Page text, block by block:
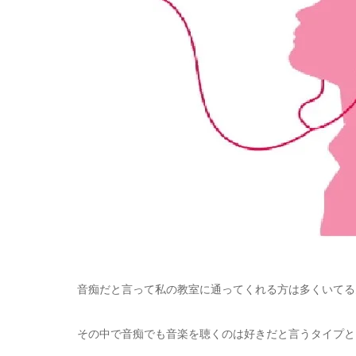
音痴だと言って私の教室に通ってくれる方は多くいて
その中で音痴でも音楽を聴くのは好きだと言うタイプと